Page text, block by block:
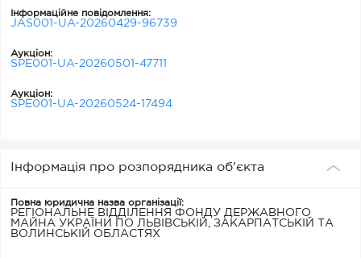
Інформаційне повідомлення:
JAS001-UA-20260429-96739
Аукціон:
SPE001-UA-20260501-47711
Аукціон:
SPE001-UA-20260524-17494
Інформація про розпорядника об'єкта
Повна юридична назва організації:
РЕГІОНАЛЬНЕ ВІДДІЛЕННЯ ФОНДУ ДЕРЖАВНОГО
МАЙНА УКРАЇНИ ПО ЛЬВІВСЬКІЙ, ЗАКАРПАТСЬКІЙ ТА
ВОЛИНСЬКІЙ ОБЛАСТЯХ